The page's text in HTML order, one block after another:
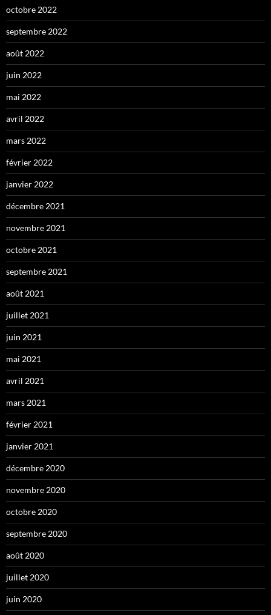
octobre 2022
septembre 2022
août 2022
juin 2022
mai 2022
avril 2022
mars 2022
février 2022
janvier 2022
décembre 2021
novembre 2021
octobre 2021
septembre 2021
août 2021
juillet 2021
juin 2021
mai 2021
avril 2021
mars 2021
février 2021
janvier 2021
décembre 2020
novembre 2020
octobre 2020
septembre 2020
août 2020
juillet 2020
juin 2020